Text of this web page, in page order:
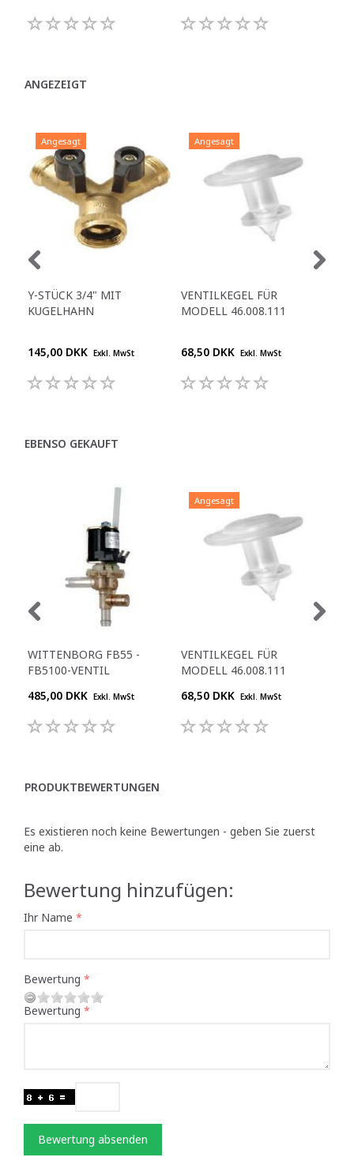
ANGEZEIGT
Angesagt
Y-STÜCK 3/4" MIT
KUGELHAHN
145,00 DKK Exkl. MwSt
Angesagt
VENTILKEGEL FÜR
MODELL 46.008.111
68,50 DKK Exkl. MwSt
EBENSO GEKAUFT
WITTENBORG FB55 -
FB5100-VENTIL
485,00 DKK Exkl. MwSt
Angesagt
VENTILKEGEL FÜR
MODELL 46.008.111
68,50 DKK Exkl. MwSt
PRODUKTBEWERTUNGEN
Es existieren noch keine Bewertungen - geben Sie zuerst
eine ab.
Bewertung hinzufügen:
Ihr Name
Bewertung
Bewertung
Bewertung absenden